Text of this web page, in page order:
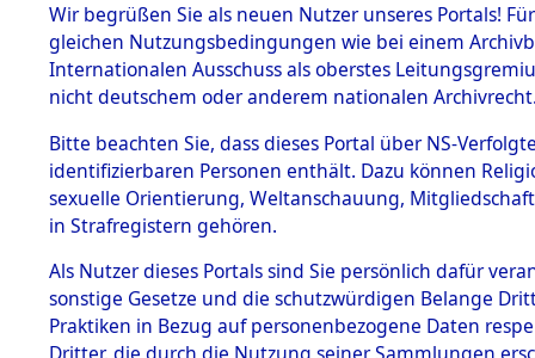
BESTÄNDE
1.
Inhaftierungsdoku
mente
1.2.9 Beim ITS
verwahrte
1.2.9.1
Effekten aus
dem KZ
Dachau
4Akten
Land
Sowjetunion
Wir begrüßen Sie als neuen Nutzer unseres Portals!
gleichen Nutzungsbedingungen wie bei einem
Internationalen Ausschuss als oberstes
nicht deutschem oder anderem nationalen
Bitte beachten Sie, dass dieses Portal über NS-
identifizierbaren Personen enthält. Dazu können
sexuelle Orientierung, Weltanschauung,
in Strafregistern gehören.
Als Nutzer dieses Portals sind Sie persönlich dafür
sonstige Gesetze und die schutzwürdigen Belange
Praktiken in Bezug auf personenbezogene Daten